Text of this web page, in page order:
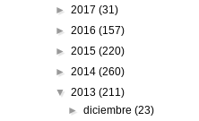
► 2017 (31)
► 2016 (157)
► 2015 (220)
► 2014 (260)
▼ 2013 (211)
►diciembre(23)